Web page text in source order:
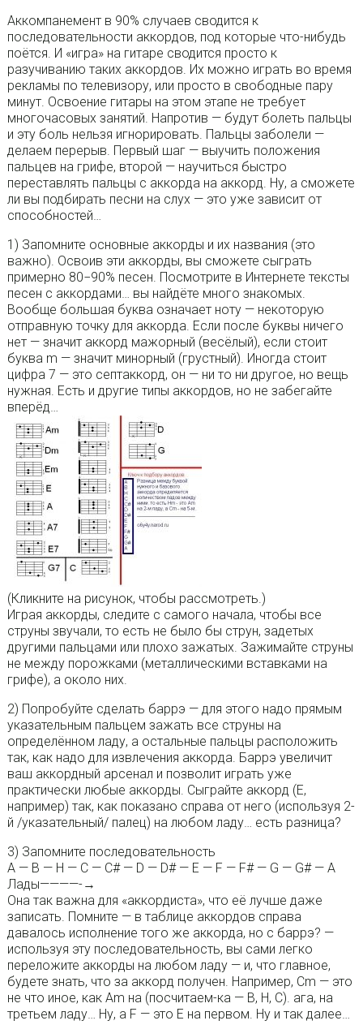
Аккомпанемент в 90% случаев сводится к
последовательности аккордов, под которые что-нибудь
поётся. И «игра» на гитаре сводится просто к
разучиванию таких аккордов. Их можно играть во время
рекламы по телевизору, или просто в свободные пару
минут. Освоение гитары на этом этапе не требует
многочасовых занятий. Напротив — будут болеть пальцы
и эту боль нельзя игнорировать. Пальцы заболели —
делаем перерыв. Первый шаг — выучить положения
пальцев на грифе, второй — научиться быстро
переставлять пальцы с аккорда на аккорд. Ну, а сможете
ли вы подбирать песни на слух — это уже зависит от
способностей…
1) Запомните основные аккорды и их названия (это
важно). Освоив эти аккорды, вы сможете сыграть
примерно 80−90% песен. Посмотрите в Интернете тексты
песен с аккордами… вы найдёте много знакомых.
Вообще большая буква означает ноту — некоторую
отправную точку для аккорда. Если после буквы ничего
нет — значит аккорд мажорный (весёлый), если стоит
буква m — значит минорный (грустный). Иногда стоит
цифра 7 — это септаккорд, он — ни то ни другое, но вещь
нужная. Есть и другие типы аккордов, но не забегайте
вперёд…
(Кликните на рисунок, чтобы рассмотреть.)
Играя аккорды, следите с самого начала, чтобы все
струны звучали, то есть не было бы струн, задетых
другими пальцами или плохо зажатых. Зажимайте струны
не между порожками (металлическими вставками на
грифе), а около них.
2) Попробуйте сделать баррэ — для этого надо прямым
указательным пальцем зажать все струны на
определённом ладу, а остальные пальцы расположить
так, как надо для извлечения аккорда. Баррэ увеличит
ваш аккордный арсенал и позволит играть уже
практически любые аккорды. Сыграйте аккорд (Е,
например) так, как показано справа от него (используя 2-
й /указательный/ палец) на любом ладу… есть разница?
3) Запомните последовательность
A — B — H — C — C# — D — D# — E — F — F# — G — G# — A
Лады————-→
Она так важна для «аккордиста», что её лучше даже
записать. Помните — в таблице аккордов справа
давалось исполнение того же аккорда, но с баррэ? —
используя эту последовательность, вы сами легко
переложите аккорды на любом ладу — и, что главное,
будете знать, что за аккорд получен. Например, Cm — это
не что иное, как Am на (посчитаем-ка — B, H, C). ага, на
третьем ладу… Ну, а F — это E на первом. Ну и так далее…